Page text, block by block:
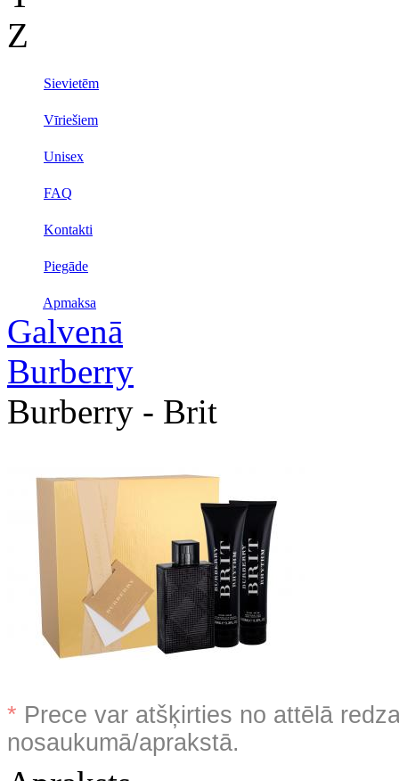
Z
Sievietēm
Vīriešiem
Unisex
FAQ
Kontakti
Piegāde
Apmaksa
Galvenā
Burberry
Burberry - Brit
* Prece var atšķirties no attēlā
nosaukumā/aprakstā.